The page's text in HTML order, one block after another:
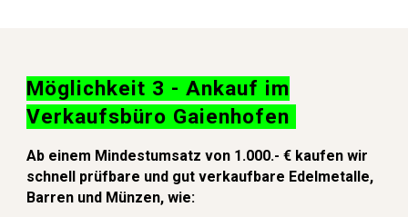
Möglichkeit 3 - Ankauf im
Verkaufsbüro Gaienhofen
Ab einem Mindestumsatz von 1.000.- € kaufen wir
schnell prüfbare und gut verkaufbare Edelmetalle,
Barren und Münzen, wie: